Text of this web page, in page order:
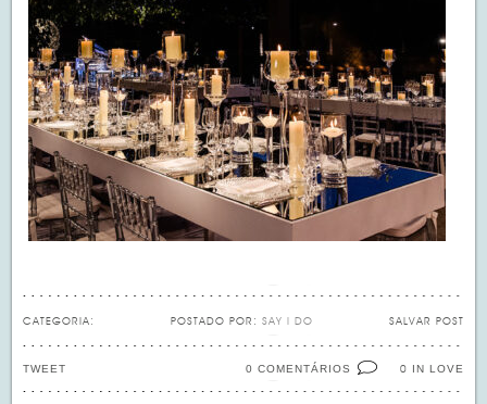
CATEGORIA: SALVAR POST
POSTADO POR: SAY I DO
0 IN LOVE
0 COMENTÁRIOS
TWEET